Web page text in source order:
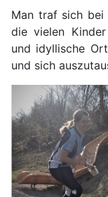
Man traf sich bei
die vielen
und idyllische
und sich